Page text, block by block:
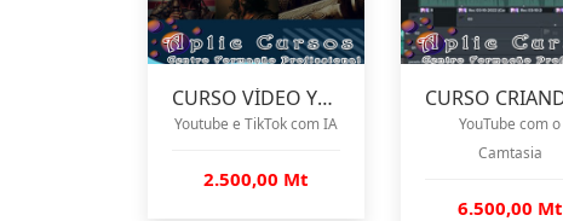
CURSO VÍDEO YOUTUBE TIKTOK
Youtube e TikTok com IA
2.500,00 Mt
YouTube com o
Camtasia
6.500,00 Mt